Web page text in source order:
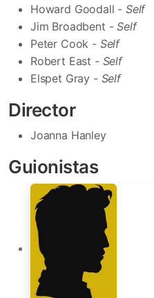
Howard Goodall -Self
Jim Broadbent -Self
Peter Cook - Self
Robert East - Self
Elspet Gray - Self
Director
Joanna Hanley
Guionistas